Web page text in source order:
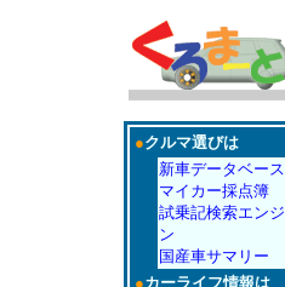
●クルマ選びは
新車データベース
マイカー採点簿
試乗記検索エンジ
ン
国産車サマリー
●カーライフ情報は